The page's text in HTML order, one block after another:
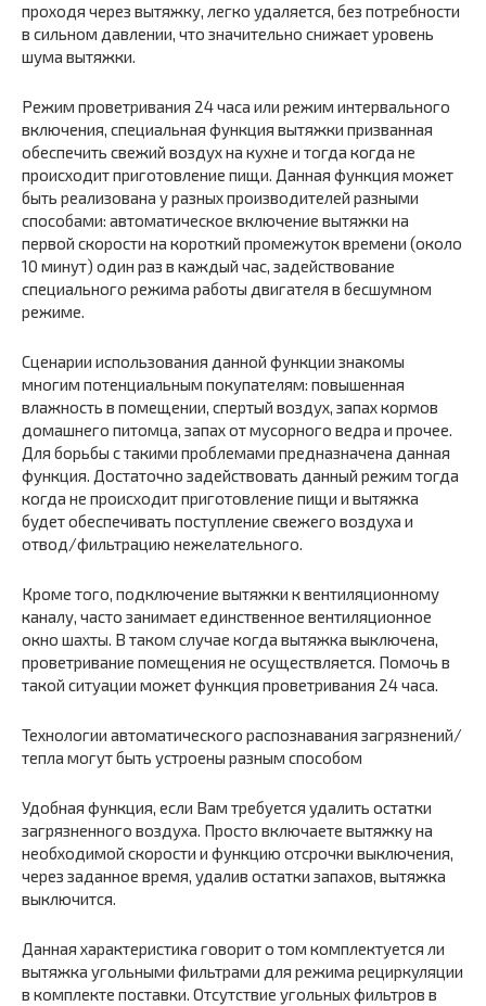
проходя через вытяжку, легко удаляется, без потребности
в сильном давлении, что значительно снижает уровень
шума вытяжки.
Режим проветривания 24 часа или режим интервального
включения, специальная функция вытяжки призванная
обеспечить свежий воздух на кухне и тогда когда не
происходит приготовление пищи. Данная функция может
быть реализована у разных производителей разными
способами: автоматическое включение вытяжки на
первой скорости на короткий промежуток времени (около
10 минут) один раз в каждый час, задействование
специального режима работы двигателя в бесшумном
режиме.
Сценарии использования данной функции знакомы
многим потенциальным покупателям: повышенная
влажность в помещении, спертый воздух, запах кормов
домашнего питомца, запах от мусорного ведра и прочее.
Для борьбы с такими проблемами предназначена данная
функция. Достаточно задействовать данный режим тогда
когда не происходит приготовление пищи и вытяжка
будет обеспечивать поступление свежего воздуха и
отвод/фильтрацию нежелательного.
Кроме того, подключение вытяжки к вентиляционному
каналу, часто занимает единственное вентиляционное
окно шахты. В таком случае когда вытяжка выключена,
проветривание помещения не осуществляется. Помочь в
такой ситуации может функция проветривания 24 часа.
Технологии автоматического распознавания загрязнений/
тепла могут быть устроены разным способом
Удобная функция, если Вам требуется удалить остатки
загрязненного воздуха. Просто включаете вытяжку на
необходимой скорости и функцию отсрочки выключения,
через заданное время, удалив остатки запахов, вытяжка
выключится.
Данная характеристика говорит о том комплектуется ли
вытяжка угольными фильтрами для режима рециркуляции
в комплекте поставки. Отсутствие угольных фильтров в